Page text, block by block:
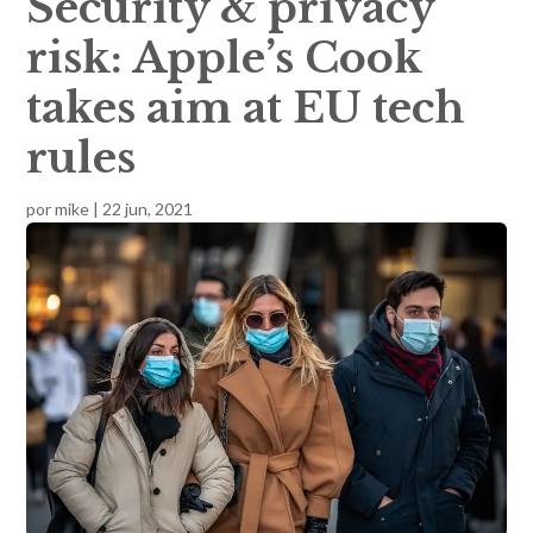
risk: Apple’s Cook
takes aim at EU tech
rules
pormike | 22 jun, 2021